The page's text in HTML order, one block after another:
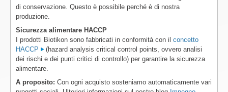
di conservazione. Questo è possibile perché è di nostra
produzione.
Sicurezza alimentare HACCP
I prodotti Biotikon sono fabbricati in conformità con il concetto
HACCP
(hazard analysis critical control points, ovvero analisi
dei rischi e dei punti critici di controllo) per garantire la sicurezza
alimentare.
A proposito: Con ogni acquisto sosteniamo automaticamente vari